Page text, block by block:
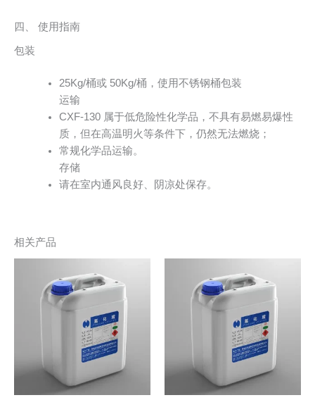
四、 使用指南
包装
25Kg/桶或 50Kg/桶，使用不锈钢桶包装
运输
CXF-130 属于低危险性化学品，不具有易燃易爆性
质，但在高温明火等条件下，仍然无法燃烧；
常规化学品运输。
存储
请在室内通风良好、阴凉处保存。
相关产品